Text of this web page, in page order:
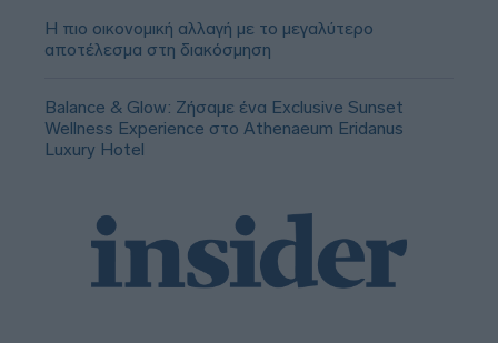
Η πιο οικονομική αλλαγή με το μεγαλύτερο
αποτέλεσμα στη διακόσμηση
Balance & Glow: Ζήσαμε ένα Exclusive Sunset
Wellness Experience στο Athenaeum Eridanus
Luxury Hotel